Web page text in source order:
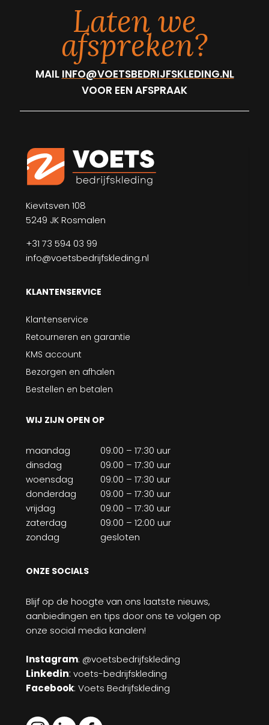
Laten we
afspreken?
MAIL INFO@VOETSBEDRIJFSKLEDING.NL
VOOR EEN AFSPRAAK
Kievitsven 108
5249 JK Rosmalen
+31 73 594 03 99
info@voetsbedrijfskleding.nl
KLANTENSERVICE
Klantenservice
Retourneren en garantie
KMS account
Bezorgen en afhalen
Bestellen en betalen
WIJ ZIJN OPEN OP
maandag
09:00 – 17:30 uur
dinsdag
09:00 – 17:30 uur
woensdag
09:00 – 17:30 uur
donderdag
09:00 – 17:30 uur
vrijdag
09:00 – 17:30 uur
zaterdag
09:00 – 12:00 uur
zondag
gesloten
ONZE SOCIALS
Blijf op de hoogte van ons laatste nieuws,
aanbiedingen en tips door ons te volgen op
onze social media kanalen!
Instagram: @voetsbedrijfskleding
Linkedin: voets-bedrijfskleding
Facebook: Voets Bedrijfskleding